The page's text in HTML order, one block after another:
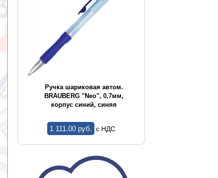
Ручка шариковая автом.
BRAUBERG "Neo", 0,7мм,
корпус синий, синяя
1 111.00 pуб. c НДС